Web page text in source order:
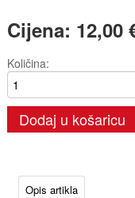
Cijena: 12,00
Količina:
Dodaj u košaricu
Opis artikla